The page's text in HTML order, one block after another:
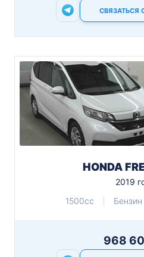
СВЯЗАТЬСЯ
HONDA
2019
1500cc
Бензин
968